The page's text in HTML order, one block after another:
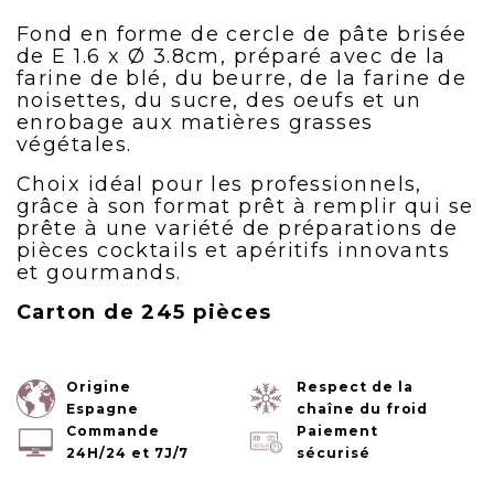
Fond en forme de cercle de pâte brisée
de E 1.6 x Ø 3.8cm, préparé avec de la
farine de blé, du beurre, de la farine de
noisettes, du sucre, des oeufs et un
enrobage aux matières grasses
végétales.
Choix idéal pour les professionnels,
grâce à son format prêt à remplir qui se
prête à une variété de préparations de
pièces cocktails et apéritifs innovants
et gourmands.
Carton de 245 pièces
Origine
Espagne
Respect de la
chaîne du froid
Commande
24H/24 et 7J/7
Paiement
sécurisé